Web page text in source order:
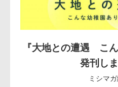
『大地との遭遇 こ
発刊し
ミシマ